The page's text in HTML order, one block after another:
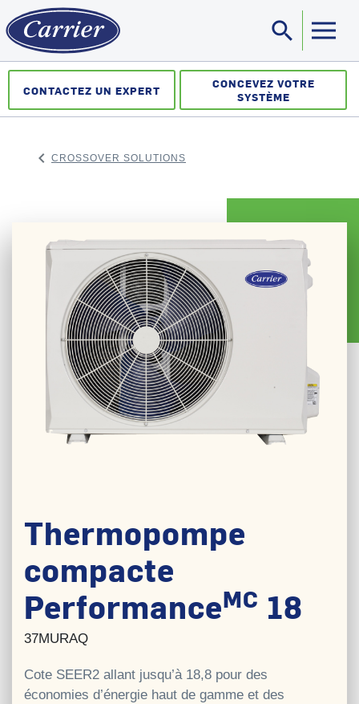
search
CONTACTEZ UN EXPERT
CONCEVEZ VOTRE
SYSTÈME
keyboard_arrow_left CROSSOVER SOLUTIONS
Thermopompe
compacte
PerformanceMC 18
37MURAQ
Cote SEER2 allant jusqu’à 18,8 pour des
économies d’énergie haut de gamme et des